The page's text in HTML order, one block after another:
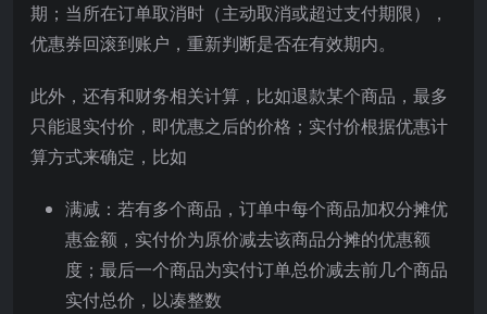
期；当所在订单取消时（主动取消或超过支付期限），
优惠券回滚到账户，重新判断是否在有效期内。
此外，还有和财务相关计算，比如退款某个商品，最多
只能退实付价，即优惠之后的价格；实付价根据优惠计
算方式来确定，比如
满减：若有多个商品，订单中每个商品加权分摊优
惠金额，实付价为原价减去该商品分摊的优惠额
度；最后一个商品为实付订单总价减去前几个商品
实付总价，以凑整数